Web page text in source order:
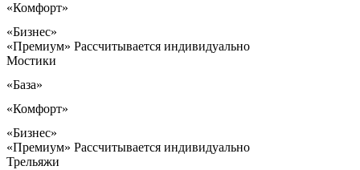
«Комфорт»
«Бизнес»
«Премиум» Рассчитывается индивидуально
Мостики
«База»
«Комфорт»
«Бизнес»
«Премиум» Рассчитывается индивидуально
Трельяжи